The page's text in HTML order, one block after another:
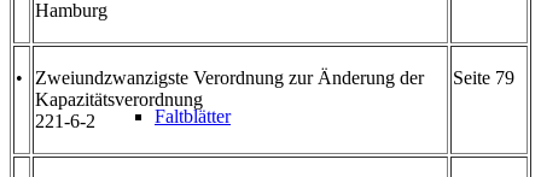
Faltblätter
Hamburg
•
Zweiundzwanzigste Verordnung zur Änderung der
Kapazitätsverordnung
221-6-2
Seite 79